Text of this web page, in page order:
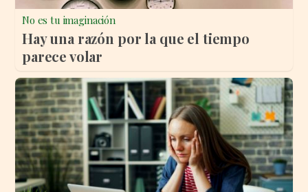
No es tu imaginación
Hay una razón por la que el tiempo
parece volar